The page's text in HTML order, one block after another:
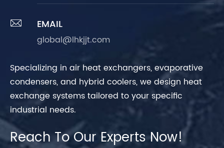
 EMAIL
global@lhkjjt.com
Specializing in air heat exchangers, evaporative
condensers, and hybrid coolers, we design heat
exchange systems tailored to your specific
industrial needs.
Reach To Our Experts Now!